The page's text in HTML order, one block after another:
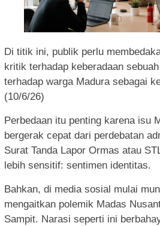
Di titik ini, publik perlu
kritik terhadap keberadaan
terhadap warga Madura sebagai
(10/6/26)
Perbedaan itu penting karena isu
bergerak cepat dari perdebatan
Surat Tanda Lapor Ormas atau
lebih sensitif: sentimen identitas.
Bahkan, di media sosial mulai
mengaitkan polemik Madas
Sampit. Narasi seperti ini